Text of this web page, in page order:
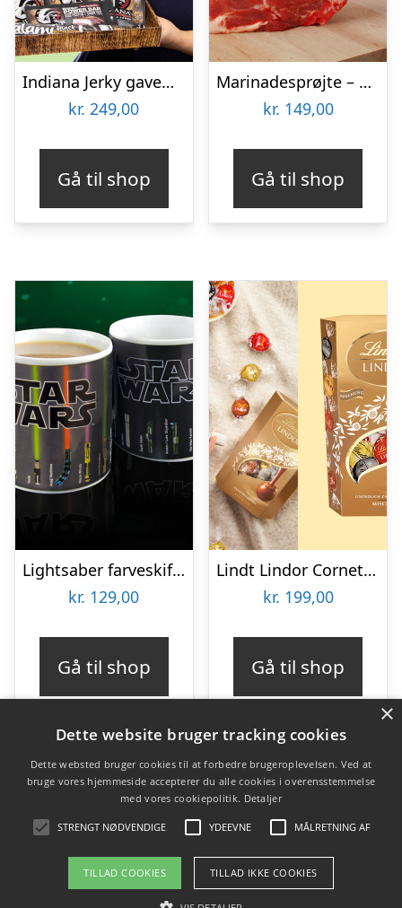
Indiana Jerky gaveæske
kr. 249,00
Gå til shop
Marinadesprøjte – KitchPro
kr. 149,00
Gå til shop
Lightsaber farveskiftende krus
kr. 129,00
Gå til shop
Lindt Lindor Cornet 500 gram – Blandet chokolade
kr. 199,00
Gå til shop
Varekategorier
Produkter
×
Dette website bruger tracking cookies
Dette websted bruger cookies til at forbedre brugeroplevelsen. Ved at
bruge vores hjemmeside accepterer du alle cookies i overensstemmelse
med vores cookiepolitik. Detaljer
STRENGT NØDVENDIGE YDEEVNE MÅLRETNING AF
TILLAD COOKIES TILLAD IKKE COOKIES